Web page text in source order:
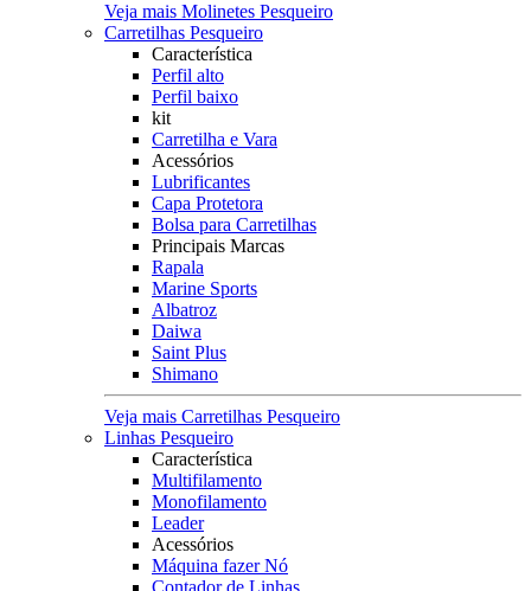
Veja mais Molinetes Pesqueiro
Carretilhas Pesqueiro
Característica
Perfil alto
Perfil baixo
kit
Carretilha e Vara
Acessórios
Lubrificantes
Capa Protetora
Bolsa para Carretilhas
Principais Marcas
Rapala
Marine Sports
Albatroz
Daiwa
Saint Plus
Shimano
Veja mais Carretilhas Pesqueiro
Linhas Pesqueiro
Característica
Multifilamento
Monofilamento
Leader
Acessórios
Máquina fazer Nó
Contador de Linhas